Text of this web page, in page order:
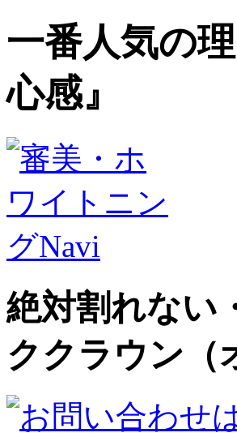
一番人気の
心感』
絶対割れない
ククラウン（